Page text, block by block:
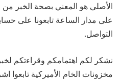
الأصلي هو المعني بصحة الخبر من
على مدار الساعة تابعونا على
التواصل.